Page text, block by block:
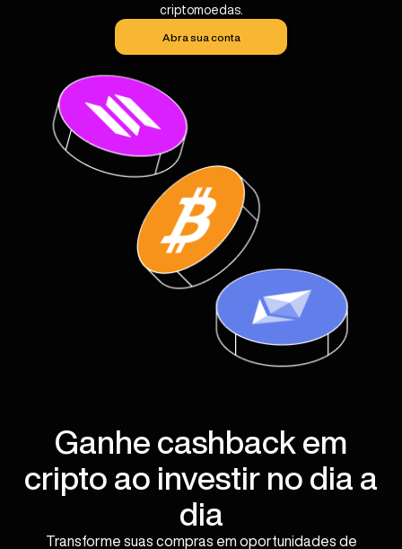
criptomoedas.
Abra sua conta
Ganhe cashback em
cripto ao investir no dia a
dia
Transforme suas compras em oportunidades de